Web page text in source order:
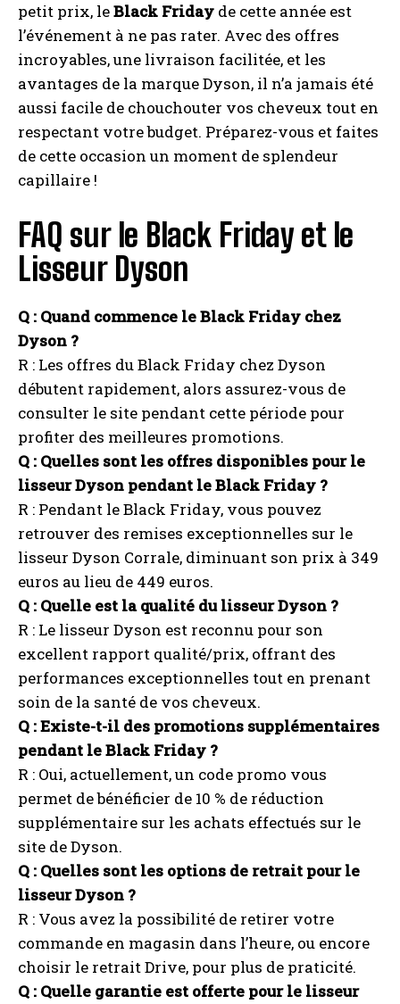
petit prix, leBlack Friday de cette année est
l’événement à ne pas rater. Avec des offres
incroyables, une livraison facilitée, et les
avantages de la marque Dyson, il n’a jamais été
aussi facile de chouchouter vos cheveux tout en
respectant votre budget. Préparez-vous et faites
de cette occasion un moment de splendeur
capillaire !
FAQ sur le Black Friday et le
Lisseur Dyson
Q : Quand commence le Black Friday chez
Dyson ?
R : Les offres du Black Friday chez Dyson
débutent rapidement, alors assurez-vous de
consulter le site pendant cette période pour
profiter des meilleures promotions.
Q : Quelles sont les offres disponibles pour le
lisseur Dyson pendant le Black Friday ?
R : Pendant le Black Friday, vous pouvez
retrouver des remises exceptionnelles sur le
lisseur Dyson Corrale, diminuant son prix à 349
euros au lieu de 449 euros.
Q : Quelle est la qualité du lisseur Dyson ?
R : Le lisseur Dyson est reconnu pour son
excellent rapport qualité/prix, offrant des
performances exceptionnelles tout en prenant
soin de la santé de vos cheveux.
Q : Existe-t-il des promotions supplémentaires
pendant le Black Friday ?
R : Oui, actuellement, un code promo vous
permet de bénéficier de 10 % de réduction
supplémentaire sur les achats effectués sur le
site de Dyson.
Q : Quelles sont les options de retrait pour le
lisseur Dyson ?
R : Vous avez la possibilité de retirer votre
commande en magasin dans l’heure, ou encore
choisir le retrait Drive, pour plus de praticité.
Q : Quelle garantie est offerte pour le lisseur